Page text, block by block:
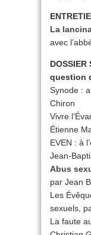
La
avec
question
Synode :
Chiron
Vivre
Étienne
EVEN : à
Jean-
Abus
par Jean
Les
sexuels,
La faute